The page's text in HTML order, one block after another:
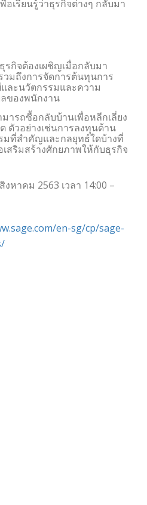
เรียนรู้ว่าธุรกิจต่างๆ กลับมา
กิจต้องเผชิญเมื่อกลับมา
มถึงการจัดการต้นทุนการ
ละนวัตกรรมและความ
ของพนักงาน
ารถซื้อกลับบ้านเพื่อหลีกเลี่ยง
ตัวอย่างเช่นการลงทุนด้าน
มที่สำคัญและกลยุทธ์ใดบ้างที่
สริมสร้างศักยภาพให้กับธุรกิจ
หาคม 2563 เวลา 14:00 –
en-sg/cp/sage-